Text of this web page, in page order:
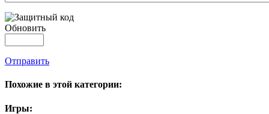
Обновить
Отправить
Похожие в этой категории:
Игры: